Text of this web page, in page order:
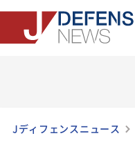
Jディフェンスニュース